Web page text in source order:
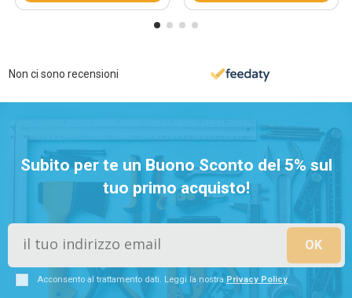
Non ci sono recensioni
Subito per te un Buono Sconto del 5% sul
tuo primo acquisto!
Acconsento al trattamento dati. Leggi la nostra Privacy Policy